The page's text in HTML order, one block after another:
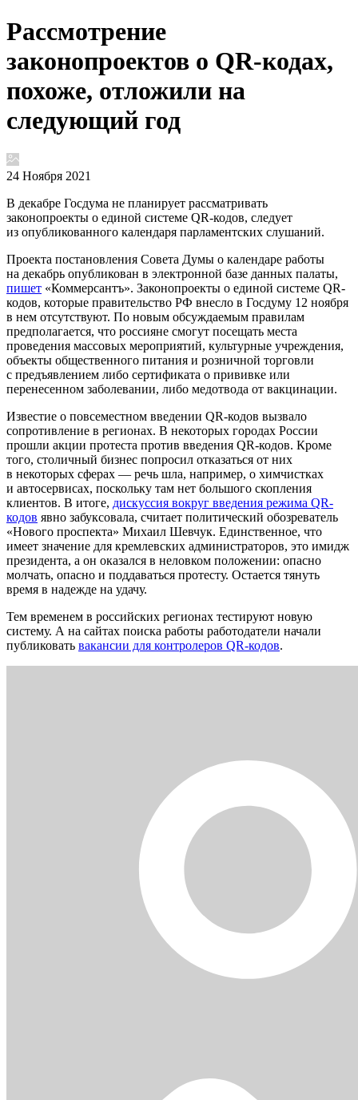
Рассмотрение
законопроектов о QR-кодах,
похоже, отложили на
следующий год
24 Ноября 2021
В декабре Госдума не планирует рассматривать
законопроекты о единой системе QR-кодов, следует
из опубликованного календаря парламентских слушаний.
Проекта постановления Совета Думы о календаре работы
на декабрь опубликован в электронной базе данных палаты,
пишет «Коммерсантъ». Законопроекты о единой системе QR-
кодов, которые правительство РФ внесло в Госдуму 12 ноября
в нем отсутствуют. По новым обсуждаемым правилам
предполагается, что россияне смогут посещать места
проведения массовых мероприятий, культурные учреждения,
объекты общественного питания и розничной торговли
с предъявлением либо сертификата о прививке или
перенесенном заболевании, либо медотвода от вакцинации.
Известие о повсеместном введении QR-кодов вызвало
сопротивление в регионах. В некоторых городах России
прошли акции протеста против введения QR-кодов. Кроме
того, столичный бизнес попросил отказаться от них
в некоторых сферах — речь шла, например, о химчистках
и автосервисах, поскольку там нет большого скопления
клиентов. В итоге, дискуссия вокруг введения режима QR-
кодов явно забуксовала, считает политический обозреватель
«Нового проспекта» Михаил Шевчук. Единственное, что
имеет значение для кремлевских администраторов, это имидж
президента, а он оказался в неловком положении: опасно
молчать, опасно и поддаваться протесту. Остается тянуть
время в надежде на удачу.
Тем временем в российских регионах тестируют новую
систему. А на сайтах поиска работы работодатели начали
публиковать вакансии для контролеров QR-кодов.